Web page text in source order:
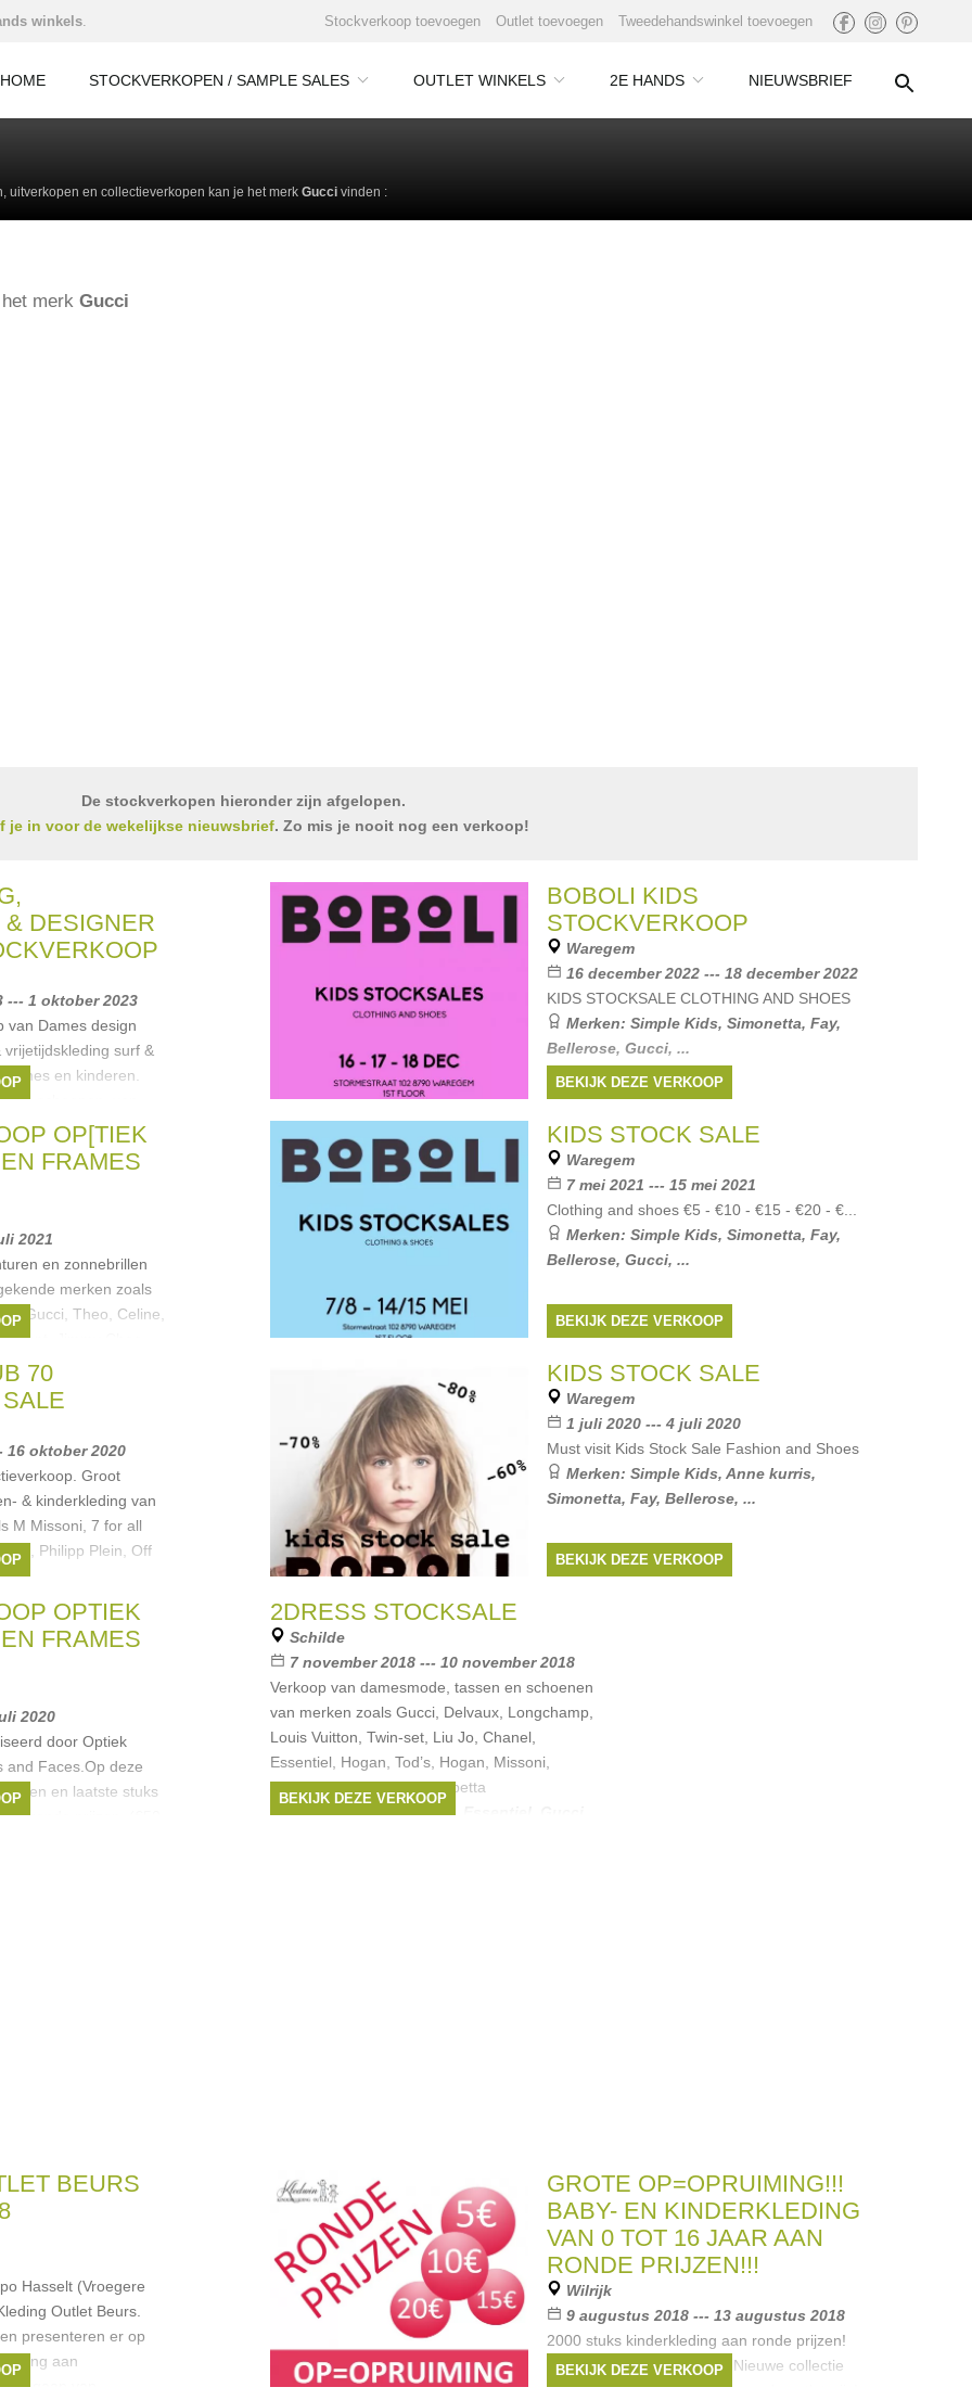
winkels. Stockverkoop toevoegen Outlet toevoegen Tweedehandswinkel toevoegen
HOME STOCKVERKOPEN / SAMPLE SALES OUTLET WINKELS 2E HANDS NIEUWSBRIEF
uitverkopen en collectieverkopen kan je het merk Gucci vinden :
merk Gucci
De stockverkopen hieronder zijn afgelopen.
je in voor de wekelijkse nieuwsbrief. Zo mis je nooit nog een verkoop!
DESIGNER
--- 1 oktober 2023
van Dames design
surf &
en kinderen.
en schoenen, van
,O'Neill , Quiksilver
BOBOLI KIDS
STOCKVERKOOP
Waregem
16 december 2022 --- 18 december 2022
KIDS STOCKSALE CLOTHING AND SHOES
Merken: Simple Kids, Simonetta, Fay,
Bellerose, Gucci, ...
BEKIJK DEZE VERKOOP
OP[TIEK
FRAMES
2021
en zonnebrillen
merken zoals
Gucci, Theo, Celine,
Jimmy Choo,
, Dior,
KIDS STOCK SALE
Waregem
7 mei 2021 --- 15 mei 2021
Clothing and shoes €5 - €10 - €15 - €20 - €...
Merken: Simple Kids, Simonetta, Fay,
Bellerose, Gucci, ...
BEKIJK DEZE VERKOOP
70
16 oktober 2020
Groot
& kinderkleding van
M Missoni, 7 for all
Philipp Plein, Off
,Liu Jo,Retour
KIDS STOCK SALE
Waregem
1 juli 2020 --- 4 juli 2020
Must visit Kids Stock Sale Fashion and Shoes
Merken: Simple Kids, Anne kurris,
Simonetta, Fay, Bellerose, ...
BEKIJK DEZE VERKOOP
OPTIEK
FRAMES
2020
door Optiek
and Faces.Op deze
en laatste stuks
ronde prijzen. (€50
2DRESS STOCKSALE
Schilde
7 november 2018 --- 10 november 2018
Verkoop van damesmode, tassen en schoenen
van merken zoals Gucci, Delvaux, Longchamp,
Louis Vuitton, Twin-set, Liu Jo, Chanel,
Essentiel, Hogan, Tod’s, Hogan, Missoni,
Cavalli, Jimmy Choo, Elisabetta
Merken:Liu Jo,Scapa,
BEKIJK DEZE VERKOOP
BEURS
Hasselt (Vroegere
Outlet Beurs.
presenteren er op
aan
gaan van
GROTE OP=OPRUIMING!!!
BABY- EN KINDERKLEDING
VAN 0 TOT 16 JAAR AAN
RONDE PRIJZEN!!!
Wilrijk
9 augustus 2018 --- 13 augustus 2018
2000 stuks kinderkleding aan ronde prijzen!
€5, €7, €10, €15, €20, €25 Nieuwe collectie
met 10% extra korting bovenop de outletprijs!
BEKIJK DEZE VERKOOP